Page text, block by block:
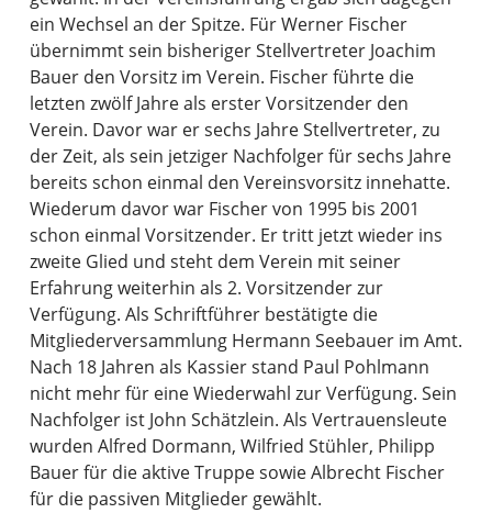
ein Wechsel an der Spitze. Für Werner Fischer
übernimmt sein bisheriger Stellvertreter Joachim
Bauer den Vorsitz im Verein. Fischer führte die
letzten zwölf Jahre als erster Vorsitzender den
Verein. Davor war er sechs Jahre Stellvertreter, zu
der Zeit, als sein jetziger Nachfolger für sechs Jahre
bereits schon einmal den Vereinsvorsitz innehatte.
Wiederum davor war Fischer von 1995 bis 2001
schon einmal Vorsitzender. Er tritt jetzt wieder ins
zweite Glied und steht dem Verein mit seiner
Erfahrung weiterhin als 2. Vorsitzender zur
Verfügung. Als Schriftführer bestätigte die
Mitgliederversammlung Hermann Seebauer im Amt.
Nach 18 Jahren als Kassier stand Paul Pohlmann
nicht mehr für eine Wiederwahl zur Verfügung. Sein
Nachfolger ist John Schätzlein. Als Vertrauensleute
wurden Alfred Dormann, Wilfried Stühler, Philipp
Bauer für die aktive Truppe sowie Albrecht Fischer
für die passiven Mitglieder gewählt.